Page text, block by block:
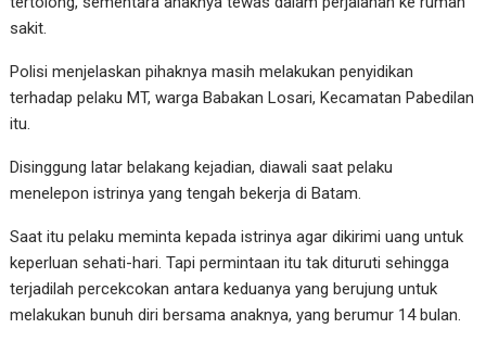
sakit.
Polisi menjelaskan pihaknya masih melakukan penyidikan
terhadap pelaku MT, warga Babakan Losari, Kecamatan Pabedilan
itu.
Disinggung latar belakang kejadian, diawali saat pelaku
menelepon istrinya yang tengah bekerja di Batam.
Saat itu pelaku meminta kepada istrinya agar dikirimi uang untuk
keperluan sehati-hari. Tapi permintaan itu tak dituruti sehingga
terjadilah percekcokan antara keduanya yang berujung untuk
melakukan bunuh diri bersama anaknya, yang berumur 14 bulan.